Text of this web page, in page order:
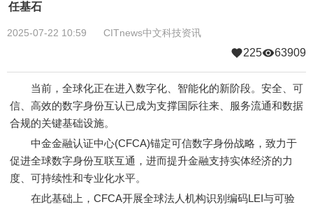
任基石
2025-07-22 10:59 CITnews中文科技资讯
225 63909
当前，全球化正在进入数字化、智能化的新阶段。安全、可
信、高效的数字身份互认已成为支撑国际往来、服务流通和数据
合规的关键基础设施。
中金金融认证中心(CFCA)锚定可信数字身份战略，致力于
促进全球数字身份互联互通，进而提升金融支持实体经济的力
度、可持续性和专业化水平。
在此基础上，CFCA开展全球法人机构识别编码LEI与可验